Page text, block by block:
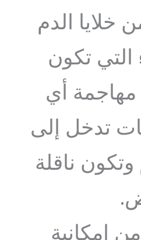
خلايا الدم
التي تكون
مهاجمة أي
تدخل إلى
ناقلة
إمكانية